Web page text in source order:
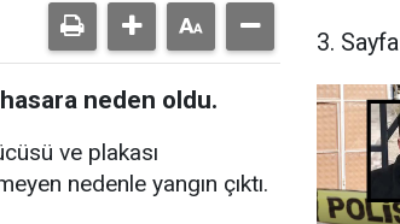
neden oldu.
ve plakası
nedenle yangın çıktı.
3. Sayfa